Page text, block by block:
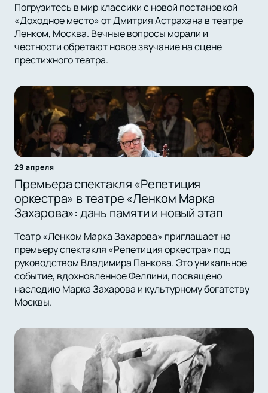
Погрузитесь в мир классики с новой постановкой
«Доходное место» от Дмитрия Астрахана в театре
Ленком, Москва. Вечные вопросы морали и
честности обретают новое звучание на сцене
престижного театра.
29 апреля
Премьера спектакля «Репетиция
оркестра» в театре «Ленком Марка
Захарова»: дань памяти и новый этап
Театр «Ленком Марка Захарова» приглашает на
премьеру спектакля «Репетиция оркестра» под
руководством Владимира Панкова. Это уникальное
событие, вдохновленное Феллини, посвящено
наследию Марка Захарова и культурному богатству
Москвы.